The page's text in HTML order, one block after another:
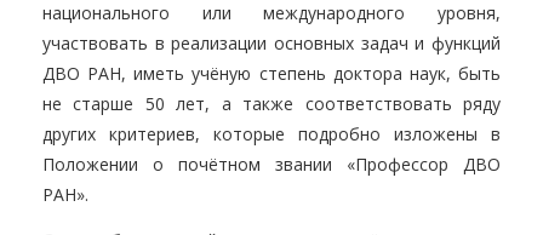
национального или международного уровня,
участвовать в реализации основных задач и функций
ДВО РАН, иметь учёную степень доктора наук, быть
не старше 50 лет, а также соответствовать ряду
других критериев, которые подробно изложены в
Положении о почётном звании «Профессор ДВО
РАН».